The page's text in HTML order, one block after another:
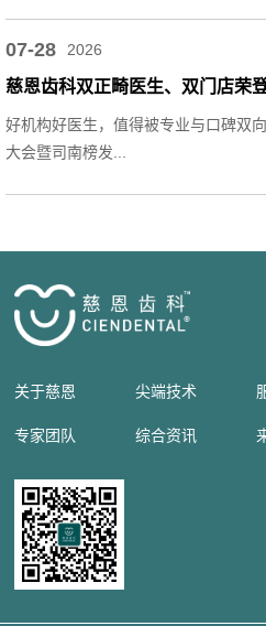
07-28 2026
慈恩齿科双正畸医生、双门店荣
好机构好医生，值得被专业与口碑双
大会暨司南榜发...
关于慈恩 尖端技术
专家团队 综合资讯